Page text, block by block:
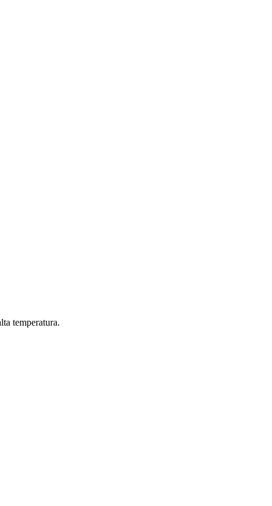
temperatura.